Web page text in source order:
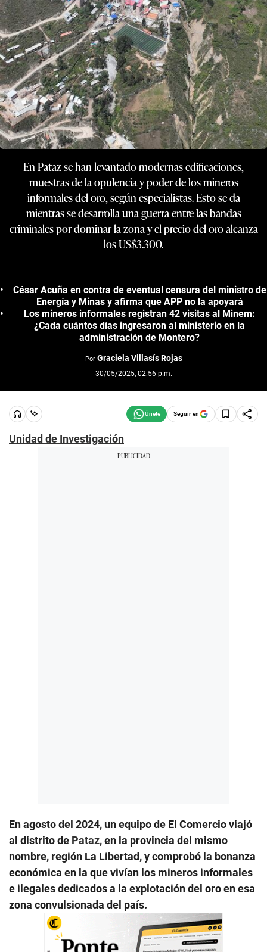
En Pataz se han levantado modernas edificaciones,
muestras de la opulencia y poder de los mineros
informales del oro, según especialistas. Esto se da
mientras se desarrolla una guerra entre las bandas
criminales por dominar la zona y el precio del oro alcanza
los US$3.300.
César Acuña en contra de eventual censura del ministro de
Energía y Minas y afirma que APP no la apoyará
Los mineros informales registran 42 visitas al Minem:
¿Cada cuántos días ingresaron al ministerio en la
administración de Montero?
Por Graciela Villasís Rojas
30/05/2025, 02:56 p.m.
Seguir en
Unidad de Investigación
En agosto del 2024, un equipo de El Comercio viajó
al distrito de Pataz, en la provincia del mismo
nombre, región La Libertad, y comprobó la bonanza
económica en la que vivían los mineros informales
e ilegales dedicados a la explotación del oro en esa
zona convulsionada del país.